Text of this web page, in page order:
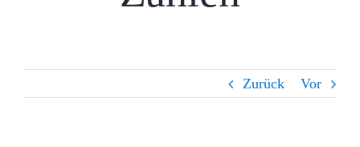
Zurück Vor